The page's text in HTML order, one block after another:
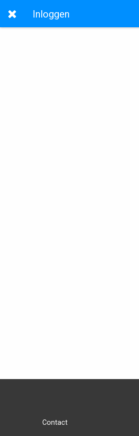
Inloggen
Contact